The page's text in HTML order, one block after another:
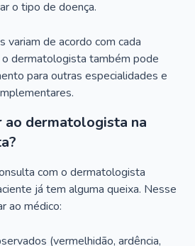
o tipo de doença.
variam de acordo com cada
dermatologista também pode
para outras especialidades e
ao dermatologista na
com o dermatologista
já tem alguma queixa. Nesse
ao médico:
(vermelhidão, ardência,